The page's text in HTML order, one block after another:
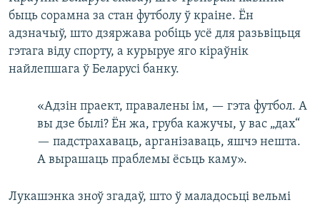
быць сорамна за стан футболу ў краіне. Ён
адзначыў, што дзяржава робіць усё для разьвіцьця
гэтага віду спорту, а курыруе яго кіраўнік
найлепшага ў Беларусі банку.
«Адзін праект, правалены ім, — гэта футбол. А
вы дзе былі? Ён жа, груба кажучы, у вас „дах“
— падстрахаваць, арганізаваць, яшчэ нешта.
А вырашаць праблемы ёсьць каму».
Лукашэнка зноў згадаў, што ў маладосьці вельмі